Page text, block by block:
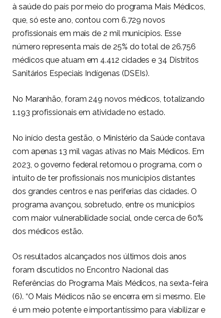
à saúdedo país por meio do programa Mais Médicos,
que, só este ano, contou com 6.729 novos
profissionais em mais de 2 mil municípios. Esse
número representa mais de 25% do total de 26.756
médicos que atuam em 4.412 cidades e 34 Distritos
Sanitários Especiais Indígenas (DSEIs).
No Maranhão, foram 249 novos médicos, totalizando
1.193 profissionais em atividade no estado.
No início desta gestão, o Ministério da Saúde contava
com apenas 13 mil vagas ativas no Mais Médicos. Em
2023, o governo federal retomou o programa, com o
intuito de ter profissionais nos municípios distantes
dos grandes centros e nas periferias das cidades. O
programa avançou, sobretudo, entre os municípios
com maior vulnerabilidade social, onde cerca de 60%
dos médicos estão.
Os resultados alcançados nos últimos dois anos
foram discutidos no Encontro Nacional das
Referências do Programa Mais Médicos, na sexta-feira
(6). “O Mais Médicos não se encerra em si mesmo. Ele
é um meio potente e importantíssimo para viabilizar e